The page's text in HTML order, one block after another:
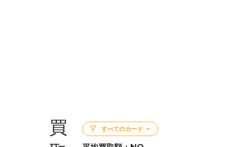
買
すべてのカード